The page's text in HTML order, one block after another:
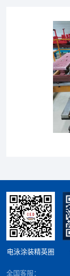
电泳涂装精英圈
全国客服：